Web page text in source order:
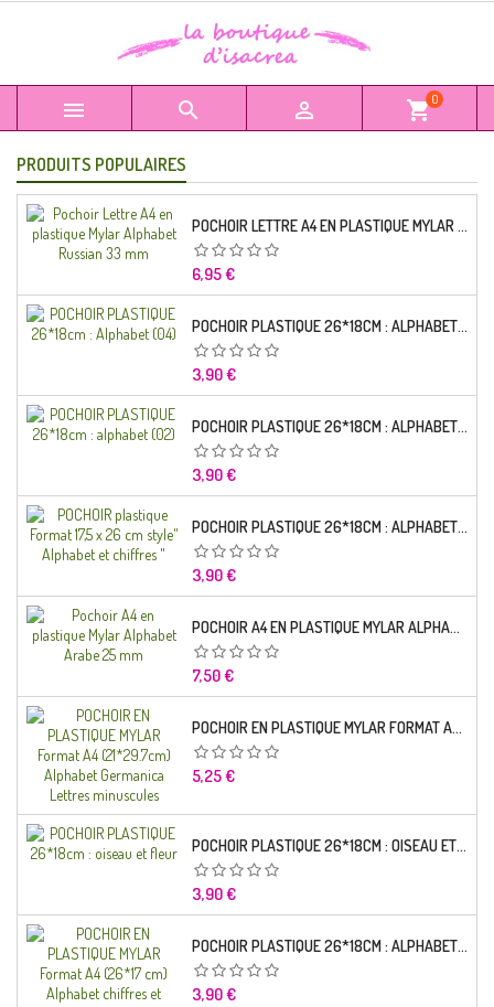
   shopping_cart0
PRODUITS POPULAIRES
POCHOIR LETTRE A4 EN PLASTIQUE MYLAR ALPHABET RUSSIAN 33 MM
Prix
6,95 €
POCHOIR PLASTIQUE 26*18CM : ALPHABET (04)
Prix
3,90 €
POCHOIR PLASTIQUE 26*18CM : ALPHABET (02)
Prix
3,90 €
POCHOIR PLASTIQUE 26*18CM : ALPHABET (01)
Prix
3,90 €
POCHOIR A4 EN PLASTIQUE MYLAR ALPHABET ARABE 25 MM
Prix
7,50 €
POCHOIR EN PLASTIQUE MYLAR FORMAT A4 (21*29.7CM) ALPHABET GERMANICA LETTRES MINUSCULES
Prix
5,25 €
POCHOIR PLASTIQUE 26*18CM : OISEAU ET FLEUR
Prix
3,90 €
POCHOIR PLASTIQUE 26*18CM : ALPHABET (03)
Prix
3,90 €